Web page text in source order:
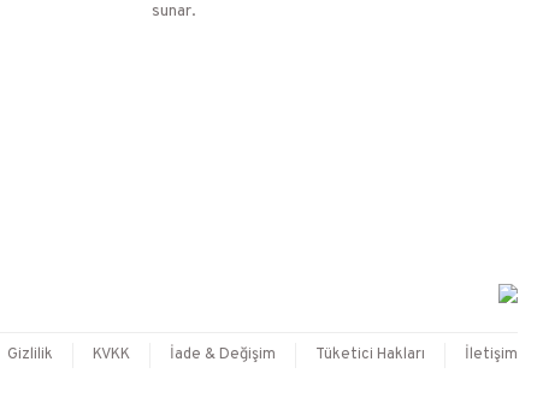
sunar.
Gizlilik KVKK İade & Değişim Tüketici Hakları İletişim